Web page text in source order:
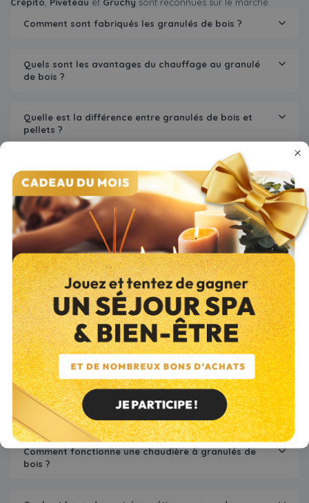
Crépito, Piveteau et Gruchy sont reconnues sur le marché.
Comment sont fabriqués les granulés de bois ?
Quels sont les avantages du chauffage au granulé
de bois ?
Quelle est la différence entre granulés de bois et
pellets ?
Quelle est la différence entre granulés résineux et
feuillus ?
Quels granulés de bois choisir ?
Comment reconnaître un bon granulés de bois ?
Quel est le prix des granulés de bois ?
Comment stocker correctement ses granulés de
bois ?
Quels appareils de chauffage utilisent des granulés
de bois ?
Comment fonctionne une chaudière à granulés de
bois ?